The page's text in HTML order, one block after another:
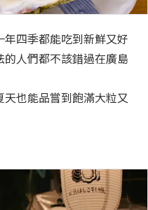
年四季都能吃到新鮮又好
人們都不該錯過在廣島
也能品嘗到飽滿大粒又